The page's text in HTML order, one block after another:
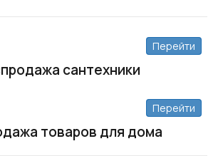
Перейти
сантехники
Перейти
товаров для дома